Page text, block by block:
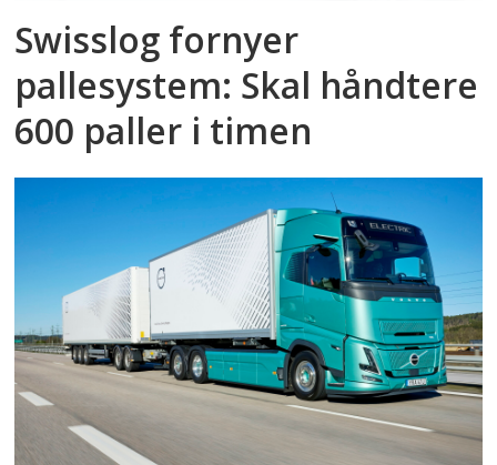
Swisslog fornyer
pallesystem: Skal håndtere
600 paller i timen